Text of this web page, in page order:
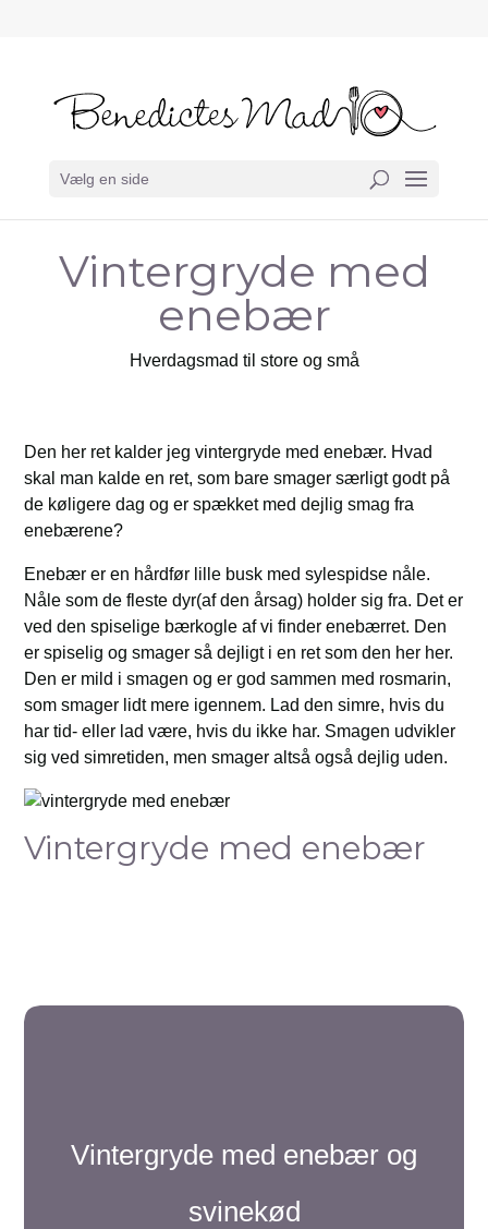
Vælg en side
Vintergryde med
enebær
Hverdagsmad til store og små
Den her ret kalder jeg vintergryde med enebær. Hvad
skal man kalde en ret, som bare smager særligt godt på
de køligere dag og er spækket med dejlig smag fra
enebærene?
Enebær er en hårdfør lille busk med sylespidse nåle.
Nåle som de fleste dyr(af den årsag) holder sig fra. Det er
ved den spiselige bærkogle af vi finder enebærret. Den
er spiselig og smager så dejligt i en ret som den her her.
Den er mild i smagen og er god sammen med rosmarin,
som smager lidt mere igennem. Lad den simre, hvis du
har tid- eller lad være, hvis du ikke har. Smagen udvikler
sig ved simretiden, men smager altså også dejlig uden.
Vintergryde med enebær
Vintergryde med enebær og
svinekød